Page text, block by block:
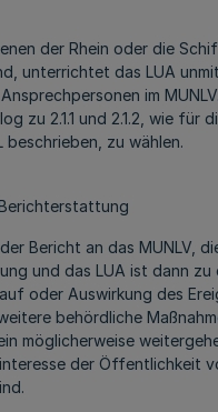
der Rhein oder die
unterrichtet das LUA
im
zu 2.1.1 und 2.1.2, wie für
beschrieben, zu wählen.
Bericht an das MUNLV,
und das LUA ist dann
oder Auswirkung des
behördliche
möglicherweise
der Öffentlichkeit